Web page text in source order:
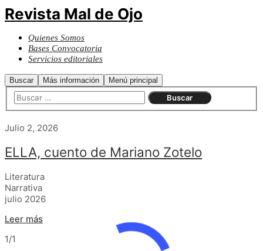
Revista Mal de Ojo
Quienes Somos
Bases Convocatoria
Servicios editoriales
Buscar Más información Menú principal
Julio 2, 2026
ELLA, cuento de Mariano Zotelo
Literatura
Narrativa
julio 2026
Leer más
1/1